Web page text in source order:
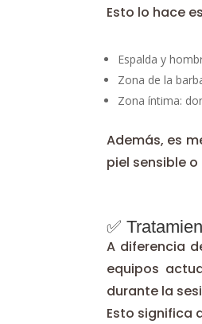
Esto lo hace
Espalda y
Zona de la
Zona íntima:
Además, es
piel sensible
✅
A diferencia
equipos
durante la
Esto significa